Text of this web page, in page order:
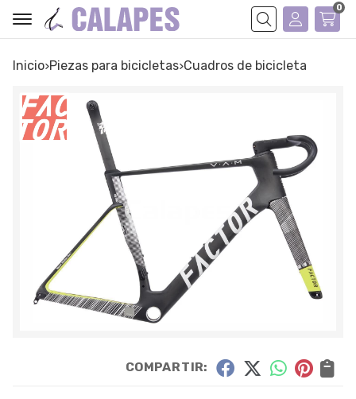
Buscar
0
Inicio piezas para bicicletas cuadros de bicicleta
COMPARTIR: